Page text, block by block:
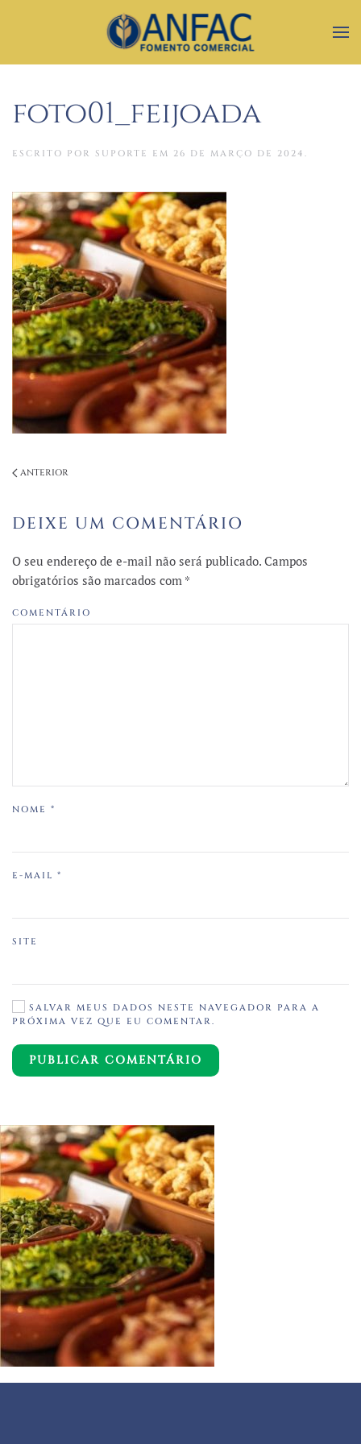
foto01_feijoada
ESCRITO POR SUPORTE EM 26 DE MARÇO DE 2024 .
ANTERIOR
DEIXE UM COMENTÁRIO
O seu endereço de e-mail não será publicado. Campos
obrigatórios são marcados com *
COMENTÁRIO
NOME *
E-MAIL *
SITE
SALVAR MEUS DADOS NESTE NAVEGADOR PARA A
PRÓXIMA VEZ QUE EU COMENTAR.
PUBLICAR COMENTÁRIO